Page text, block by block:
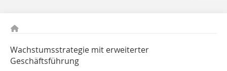
Wachstumsstrategie mit erweiterter
Geschäftsführung